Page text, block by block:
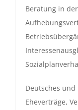
Beratung in
Deutsches
Eheverträge,